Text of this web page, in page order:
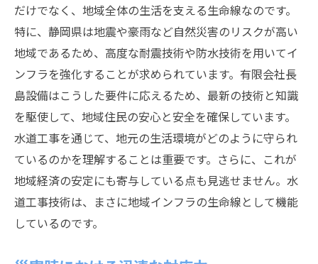
だけでなく、地域全体の生活を支える生命線なのです。
特に、静岡県は地震や豪雨など自然災害のリスクが高い
地域であるため、高度な耐震技術や防水技術を用いてイ
ンフラを強化することが求められています。有限会社長
島設備はこうした要件に応えるため、最新の技術と知識
を駆使して、地域住民の安心と安全を確保しています。
水道工事を通じて、地元の生活環境がどのように守られ
ているのかを理解することは重要です。さらに、これが
地域経済の安定にも寄与している点も見逃せません。水
道工事技術は、まさに地域インフラの生命線として機能
しているのです。